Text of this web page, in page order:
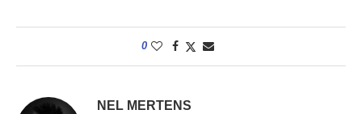
0
NEL MERTENS